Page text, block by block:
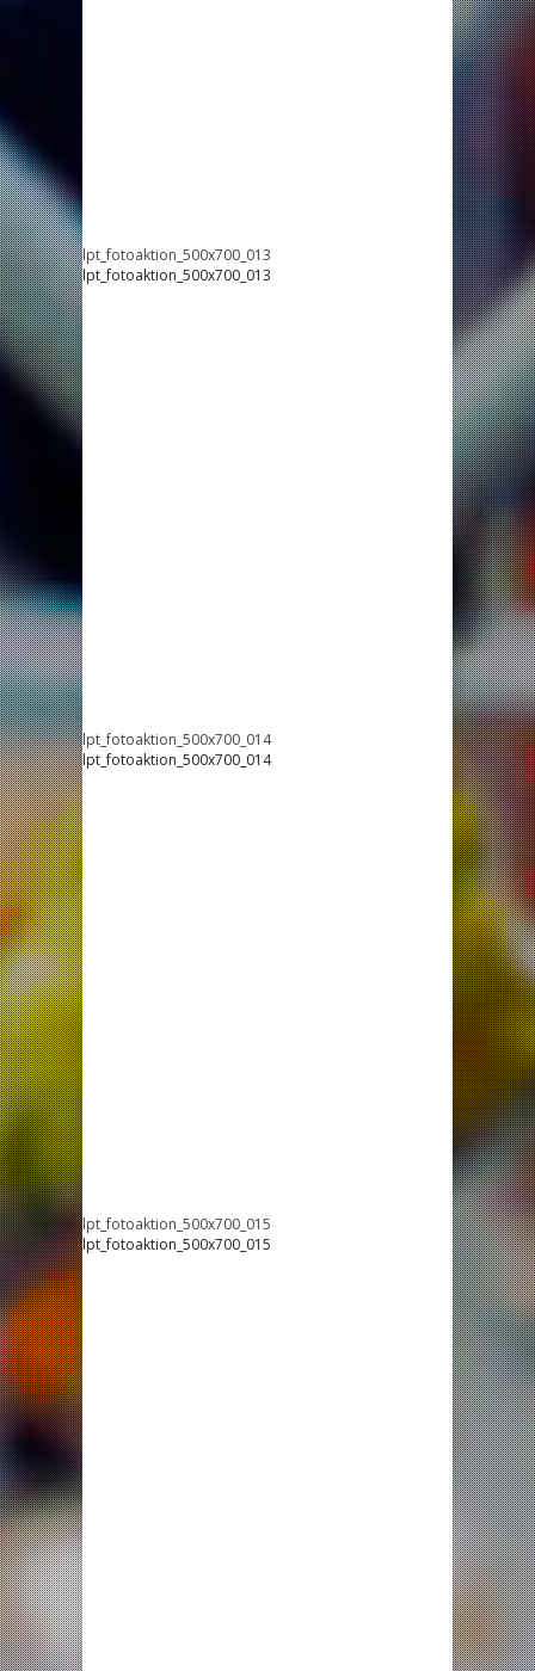
lpt_fotoaktion_500x700_013
lpt_fotoaktion_500x700_013
lpt_fotoaktion_500x700_014
lpt_fotoaktion_500x700_014
lpt_fotoaktion_500x700_015
lpt_fotoaktion_500x700_015